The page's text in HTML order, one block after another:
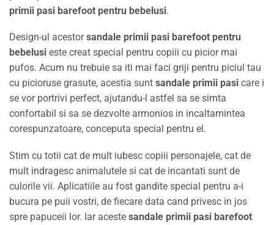
primii pasi barefoot pentru bebelusi.
Design-ul acestorsandale primii pasi barefoot pentru
bebelusi este creat special pentru copiii cu picior mai
pufos. Acum nu trebuie sa iti mai faci griji pentru piciul tau
cu picioruse grasute, acestia sunt sandale primii pasi care i
se vor portrivi perfect, ajutandu-l astfel sa se simta
confortabil si sa se dezvolte armonios in incaltamintea
corespunzatoare, conceputa special pentru el.
Stim cu totii cat de mult iubesc copiii personajele, cat de
mult indragesc animalutele si cat de incantati sunt de
culorile vii. Aplicatiile au fost gandite special pentru a-i
bucura pe puii vostri, de fiecare data cand privesc in jos
spre papuceii lor. Iar aceste sandale primii pasi barefoot